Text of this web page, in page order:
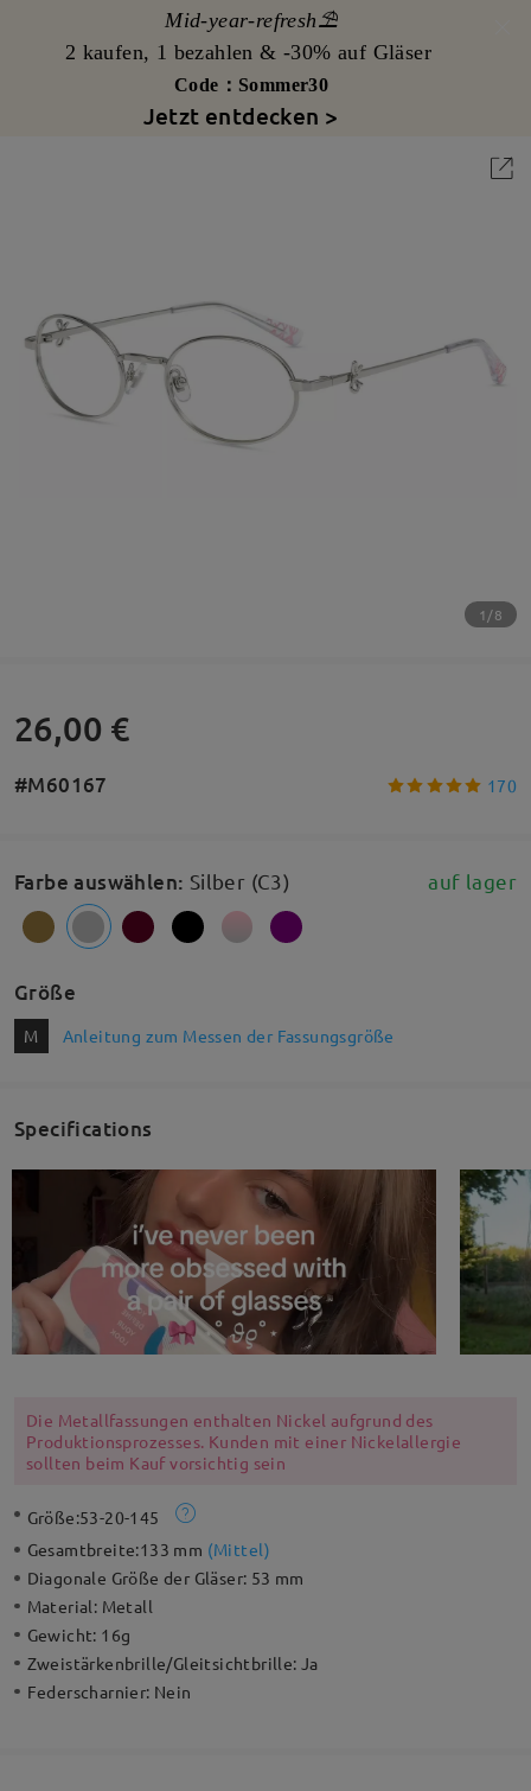
Mid-year-refresh⛱️
2 kaufen, 1 bezahlen & -30% auf Gläser
Code：Sommer30
Jetzt entdecken >
1/8
26,00 €
#M60167 170
Farbe auswählen: Silber (C3) auf lager
Größe
M Anleitung zum Messen der Fassungsgröße
Specifications
Die Metallfassungen enthalten Nickel aufgrund des
Produktionsprozesses. Kunden mit einer Nickelallergie
sollten beim Kauf vorsichtig sein
Größe:53-20-145
Gesamtbreite:133 mm (Mittel)
Diagonale Größe der Gläser: 53 mm
Material: Metall
Gewicht: 16g
Zweistärkenbrille/Gleitsichtbrille:Ja
Federscharnier: Nein